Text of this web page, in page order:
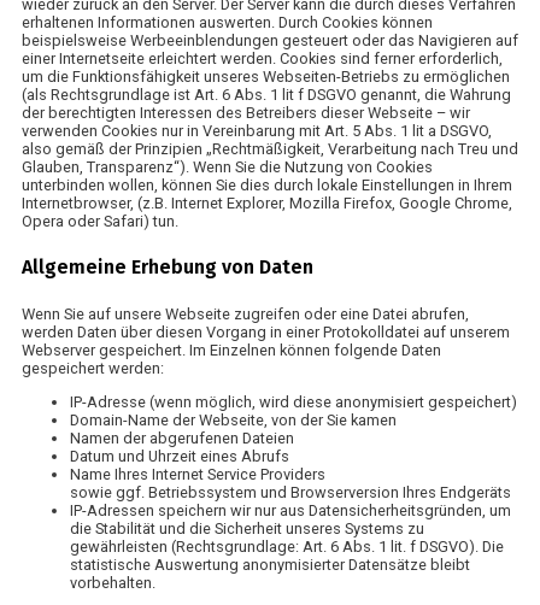
wieder zurück an den Server. Der Server kann die durch dieses Verfahren
erhaltenen Informationen auswerten. Durch Cookies können
beispielsweise Werbeeinblendungen gesteuert oder das Navigieren auf
einer Internetseite erleichtert werden. Cookies sind ferner erforderlich,
um die Funktionsfähigkeit unseres Webseiten-Betriebs zu ermöglichen
(als Rechtsgrundlage ist Art. 6 Abs. 1 lit f DSGVO genannt, die Wahrung
der berechtigten Interessen des Betreibers dieser Webseite – wir
verwenden Cookies nur in Vereinbarung mit Art. 5 Abs. 1 lit a DSGVO,
also gemäß der Prinzipien „Rechtmäßigkeit, Verarbeitung nach Treu und
Glauben, Transparenz“). Wenn Sie die Nutzung von Cookies
unterbinden wollen, können Sie dies durch lokale Einstellungen in Ihrem
Internetbrowser, (z.B. Internet Explorer, Mozilla Firefox, Google Chrome,
Opera oder Safari) tun.
Allgemeine Erhebung von Daten
Wenn Sie auf unsere Webseite zugreifen oder eine Datei abrufen,
werden Daten über diesen Vorgang in einer Protokolldatei auf unserem
Webserver gespeichert. Im Einzelnen können folgende Daten
gespeichert werden:
IP-Adresse (wenn möglich, wird diese anonymisiert gespeichert)
Domain-Name der Webseite, von der Sie kamen
Namen der abgerufenen Dateien
Datum und Uhrzeit eines Abrufs
Name Ihres Internet Service Providers
sowie ggf. Betriebssystem und Browserversion Ihres Endgeräts
IP-Adressen speichern wir nur aus Datensicherheitsgründen, um
die Stabilität und die Sicherheit unseres Systems zu
gewährleisten (Rechtsgrundlage: Art. 6 Abs. 1 lit. f DSGVO). Die
statistische Auswertung anonymisierter Datensätze bleibt
vorbehalten.